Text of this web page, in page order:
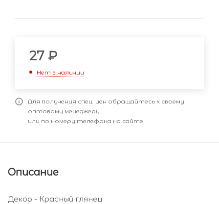
27 ₽
Нет в наличии
Для получения спец. цен обращайтесь к своему
оптовому менеджеру ,
или по номеру телефона на сайте
Описание
Декор - Красный глянец